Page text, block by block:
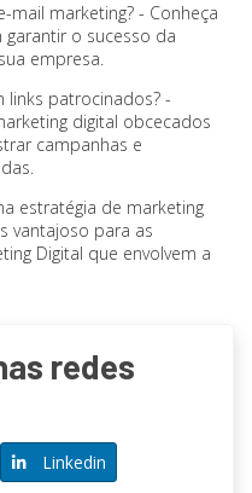
mail marketing? - Conheça
o sucesso da
empresa.
links patrocinados? -
digital obcecados
campanhas e
estratégia de marketing
vantajoso para as
Digital que envolvem a
redes
Linkedin